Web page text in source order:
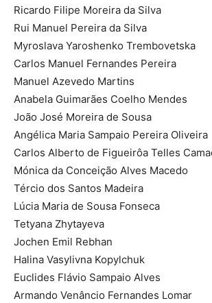
Ricardo Filipe Moreira da Silva
Rui Manuel Pereira da Silva
Myroslava Yaroshenko Trembovetska
Carlos Manuel Fernandes Pereira
Manuel Azevedo Martins
Anabela Guimarães Coelho Mendes
João José Moreira de Sousa
Angélica Maria Sampaio Pereira Oliveira
Carlos Alberto de Figueirôa Telles
Mónica da Conceição Alves Macedo
Tércio dos Santos Madeira
Lúcia Maria de Sousa Fonseca
Tetyana Zhytayeva
Jochen Emil Rebhan
Halina Vasylivna Kopylchuk
Euclides Flávio Sampaio Alves
Armando Venâncio Fernandes Lomar